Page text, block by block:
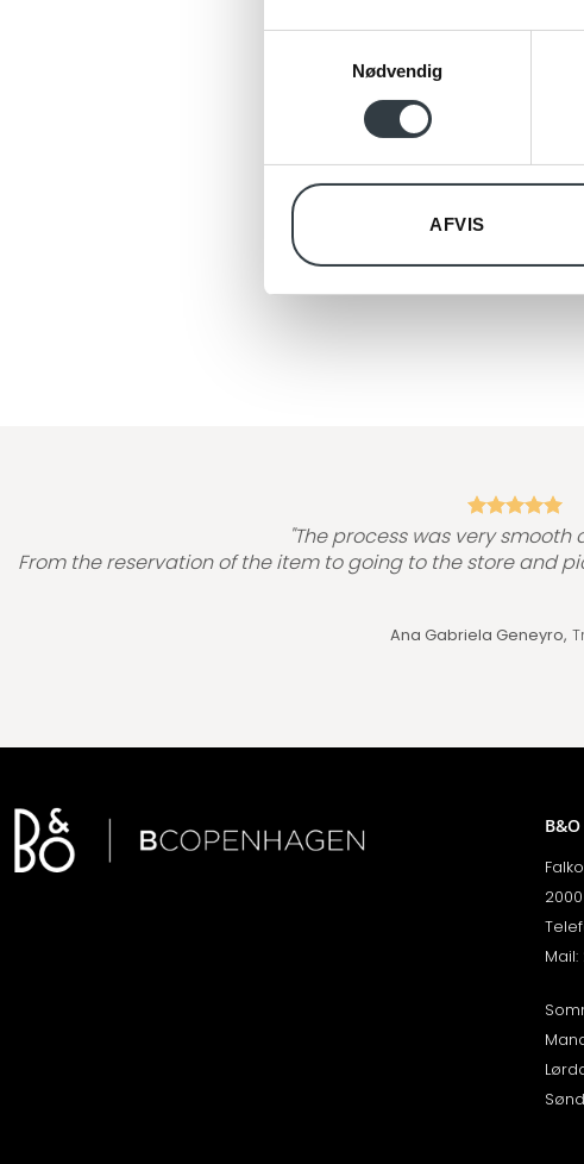
Dine valg anvendes på hele
vores trafik. Vi deler også
Nødvendig
AFVIS
"The process was very smooth
From the reservation of the item to going to the store and
Ana Gabriela Geneyro,
B&O
Mail: